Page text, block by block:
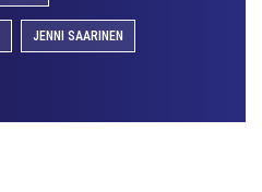
JENNI SAARINEN